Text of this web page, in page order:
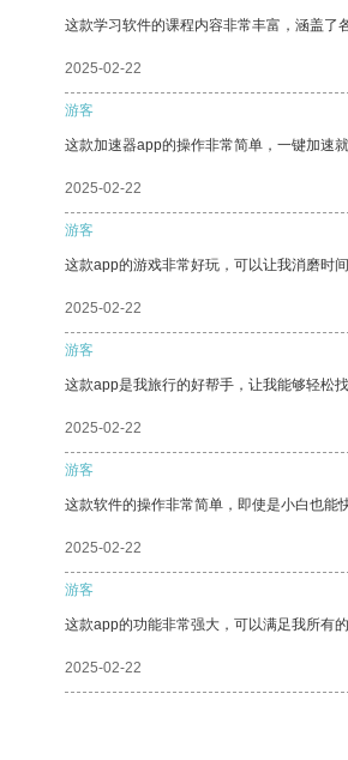
这款学习软件的课程内容非常丰富，涵盖了
2025-02-22
游客
这款加速器app的操作非常简单，一键加速
2025-02-22
游客
这款app的游戏非常好玩，可以让我消磨时间
2025-02-22
游客
这款app是我旅行的好帮手，让我能够轻松
2025-02-22
游客
这款软件的操作非常简单，即使是小白也能
2025-02-22
游客
这款app的功能非常强大，可以满足我所有
2025-02-22